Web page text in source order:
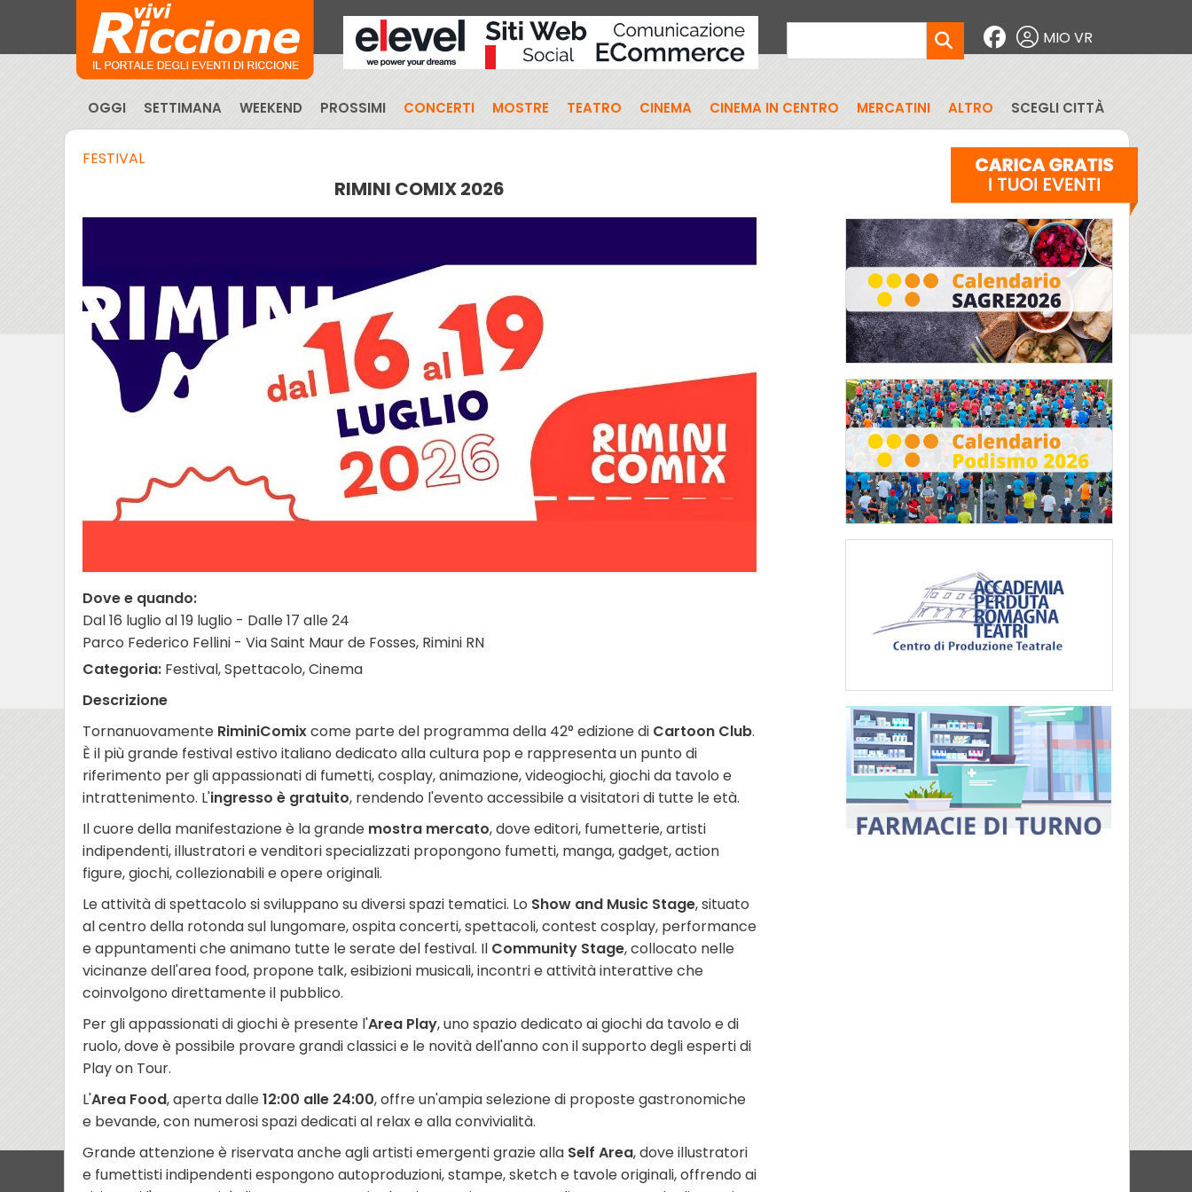
MIO VR
OGGI SETTIMANA WEEKEND PROSSIMI CONCERTI MOSTRE TEATRO CINEMA CINEMA IN CENTRO MERCATINI ALTRO SCEGLI CITTÀ
FESTIVAL
RIMINI COMIX 2026
Dove e quando:
Dal 16 luglio al 19 luglio - Dalle 17 alle 24
Parco Federico Fellini - Via Saint Maur de Fosses, Rimini RN
Categoria: Festival, Spettacolo, Cinema
Descrizione
Tornanuovamente RiminiComixcome parte del programma della 42° edizione di Cartoon Club.
È il più grande festival estivo italiano dedicato alla cultura pop e rappresenta un punto di
riferimento per gli appassionati di fumetti, cosplay, animazione, videogiochi, giochi da tavolo e
intrattenimento. L'ingresso è gratuito, rendendo l'evento accessibile a visitatori di tutte le età.
Il cuore della manifestazione è la grande mostra mercato, dove editori, fumetterie, artisti
indipendenti, illustratori e venditori specializzati propongono fumetti, manga, gadget, action
figure, giochi, collezionabili e opere originali.
Le attività di spettacolo si sviluppano su diversi spazi tematici. Lo Show and Music Stage, situato
al centro della rotonda sul lungomare, ospita concerti, spettacoli, contest cosplay, performance
e appuntamenti che animano tutte le serate del festival. Il Community Stage, collocato nelle
vicinanze dell'area food, propone talk, esibizioni musicali, incontri e attività interattive che
coinvolgono direttamente il pubblico.
Per gli appassionati di giochi è presente l'Area Play, uno spazio dedicato ai giochi da tavolo e di
ruolo, dove è possibile provare grandi classici e le novità dell'anno con il supporto degli esperti di
Play on Tour.
L'Area Food, aperta dalle12:00 alle 24:00, offre un'ampia selezione di proposte gastronomiche
e bevande, con numerosi spazi dedicati al relax e alla convivialità.
Grande attenzione è riservata anche agli artisti emergenti grazie alla Self Area, dove illustratori
e fumettisti indipendenti espongono autoproduzioni, stampe, sketch e tavole originali, offrendo ai